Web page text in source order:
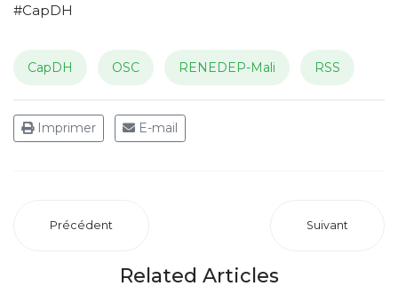
#CapDH
CapDH OSC RENEDEP-Mali RSS
Imprimer E-mail
Précédent Suivant
Related Articles